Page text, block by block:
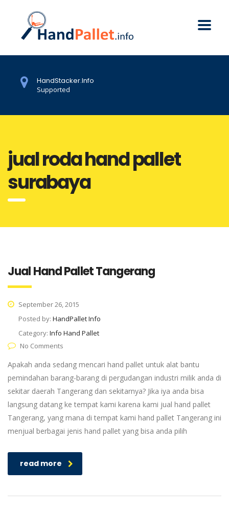
HandStacker.Info
Supported
jual roda hand pallet
surabaya
Jual Hand Pallet Tangerang
September 26, 2015
Posted by: HandPallet Info
Category: Info Hand Pallet
No Comments
Apakah anda sedang mencari hand pallet untuk alat bantu
pemindahan barang-barang di pergudangan industri milik anda di
sekitar daerah Tangerang dan sekitarnya? Jika iya anda bisa
langsung datang ke tempat kami karena kami jual hand pallet
Tangerang, yang mana di tempat kami hand pallet Tangerang ini
menjual berbagai jenis hand pallet yang bisa anda pilih
read more